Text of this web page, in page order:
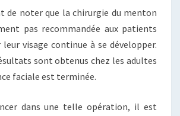
de noter que la chirurgie du menton
pas recommandée aux patients
visage continue à se développer.
sont obtenus chez les adultes
faciale est terminée.
dans une telle opération, il est